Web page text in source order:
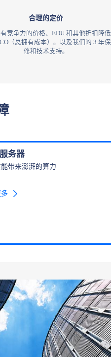
合理的定价
竞争力的价格、EDU 和其他折扣降低
（总拥有成本）。以及我们的 3 年保
修和技术支持。
务器
带来澎湃的算力